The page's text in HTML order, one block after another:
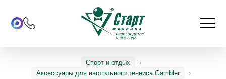
Спорт и отдых
Аксессуары для настольного тенниса Gambler